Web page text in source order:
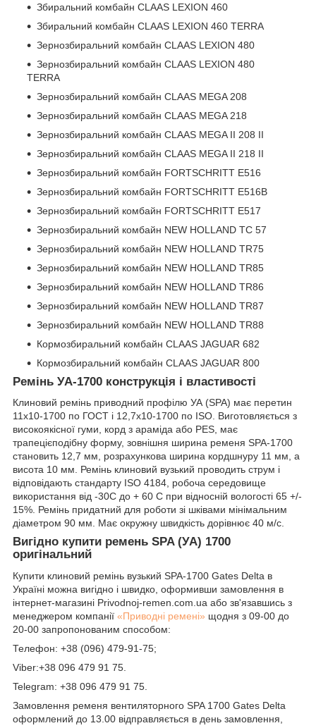
Збиральний комбайн CLAAS LEXION 460
Збиральний комбайн CLAAS LEXION 460 TERRA
Зернозбиральний комбайн CLAAS LEXION 480
Зернозбиральний комбайн CLAAS LEXION 480
TERRA
Зернозбиральний комбайн CLAAS MEGA 208
Зернозбиральний комбайн CLAAS MEGA 218
Зернозбиральний комбайн CLAAS MEGA II 208 II
Зернозбиральний комбайн CLAAS MEGA II 218 II
Зернозбиральний комбайн FORTSCHRITT E516
Зернозбиральний комбайн FORTSCHRITT E516B
Зернозбиральний комбайн FORTSCHRITT E517
Зернозбиральний комбайн NEW HOLLAND TC 57
Зернозбиральний комбайн NEW HOLLAND TR75
Зернозбиральний комбайн NEW HOLLAND TR85
Зернозбиральний комбайн NEW HOLLAND TR86
Зернозбиральний комбайн NEW HOLLAND TR87
Зернозбиральний комбайн NEW HOLLAND TR88
Кормозбиральний комбайн CLAAS JAGUAR 682
Кормозбиральний комбайн CLAAS JAGUAR 800
Ремінь УА-1700 конструкція і властивості
Клиновий ремінь приводний профілю УА (SPA) має перетин
11х10-1700 по ГОСТ і 12,7х10-1700 по ISO. Виготовляється з
високоякісної гуми, корд з араміда або PES, має
трапецієподібну форму, зовнішня ширина ременя SPA-1700
становить 12,7 мм, розрахункова ширина кордшнуру 11 мм, а
висота 10 мм. Ремінь клиновий вузький проводить струм і
відповідають стандарту ISO 4184, робоча середовище
використання від -30С до + 60 С при відносній вологості 65 +/-
15%. Ремінь придатний для роботи зі шківами мінімальним
діаметром 90 мм. Має окружну швидкість дорівнює 40 м/с.
Вигідно купити ремень SPA (УА) 1700
оригінальний
Купити клиновий ремінь вузький SPA-1700 Gates Delta в
Україні можна вигідно і швидко, оформивши замовлення в
інтернет-магазині Рrivodnoj-remen.com.ua або зв'язавшись з
менеджером компанії «Приводні ремені» щодня з 09-00 до
20-00 запропонованим способом:
Телефон: +38 (096) 479-91-75;
Viber:+38 096 479 91 75.
Telegram: +38 096 479 91 75.
Замовлення ременя вентиляторного SPA 1700 Gates Delta
оформлений до 13.00 відправляється в день замовлення,